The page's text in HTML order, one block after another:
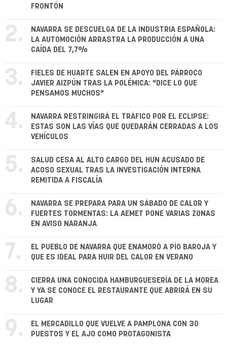
FRONTÓN
2.
NAVARRA SE DESCUELGA DE LA INDUSTRIA ESPAÑOLA:
LA AUTOMOCIÓN ARRASTRA LA PRODUCCIÓN A UNA
CAÍDA DEL 7,7%
3.
FIELES DE HUARTE SALEN EN APOYO DEL PÁRROCO
JAVIER AIZPÚN TRAS LA POLÉMICA: "DICE LO QUE
PENSAMOS MUCHOS"
4.
NAVARRA RESTRINGIRÁ EL TRÁFICO POR EL ECLIPSE:
ESTAS SON LAS VÍAS QUE QUEDARÁN CERRADAS A LOS
VEHÍCULOS
5.
SALUD CESA AL ALTO CARGO DEL HUN ACUSADO DE
ACOSO SEXUAL TRAS LA INVESTIGACIÓN INTERNA
REMITIDA A FISCALÍA
6.
NAVARRA SE PREPARA PARA UN SÁBADO DE CALOR Y
FUERTES TORMENTAS: LA AEMET PONE VARIAS ZONAS
EN AVISO NARANJA
7.
EL PUEBLO DE NAVARRA QUE ENAMORÓ A PÍO BAROJA Y
QUE ES IDEAL PARA HUIR DEL CALOR EN VERANO
8.
CIERRA UNA CONOCIDA HAMBURGUESERÍA DE LA MOREA
Y YA SE CONOCE EL RESTAURANTE QUE ABRIRÁ EN SU
LUGAR
9.
EL MERCADILLO QUE VUELVE A PAMPLONA CON 30
PUESTOS Y EL AJO COMO PROTAGONISTA